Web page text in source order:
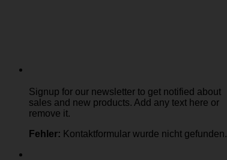
Signup for our newsletter to get notified about
sales and new products. Add any text here or
remove it.
Fehler: Kontaktformular wurde nicht gefunden.